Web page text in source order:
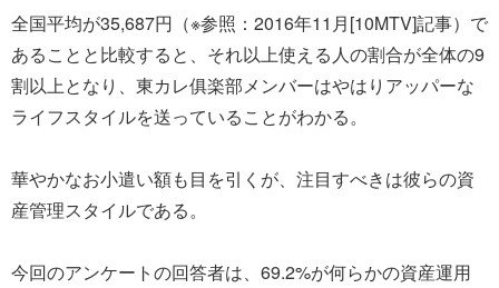
全国平均が35,687円（※参照：2016年11月[10MTV]記事）で
あることと比較すると、それ以上使える人の割合が全体の9
割以上となり、東カレ俱楽部メンバーはやはりアッパーな
ライフスタイルを送っていることがわかる。
華やかなお小遣い額も目を引くが、注目すべきは彼らの資
産管理スタイルである。
今回のアンケートの回答者は、69.2%が何らかの資産運用